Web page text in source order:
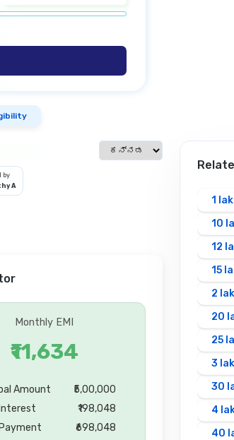
Select language
by
A
Monthly EMI
₹11,634
Amount
₹5,00,000
₹198,048
₹698,048
1
10
12
15
2
20
25
3
30
4
40